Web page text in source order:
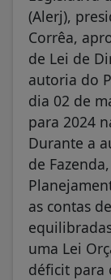
(Alerj),
Corrêa,
de Lei de
autoria do
dia 02 de
para 2024
Durante a
de
as contas
uma Lei
déficit para